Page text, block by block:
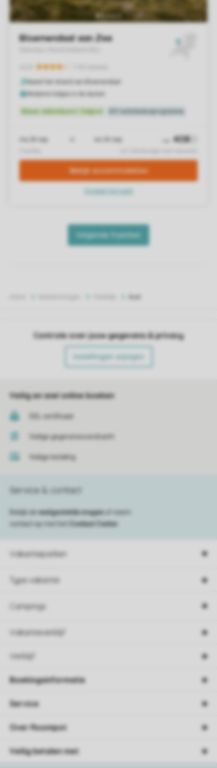
Controle over jouw gegevens & privacy
Instellingen wijzigen
Veilig en snel online boeken
SSL certificaat
Veilige gegevensoverdracht
Veilige betaling
Vakantieparken
Type vakantie
Campings
Vakantieverblijf
Verblijf
Service & contact
Bekijk de veelgestelde vragen
of neem
contact op met het
Contact Center
Boekingsinformatie
Service
Over Roompot
Veilig betalen met